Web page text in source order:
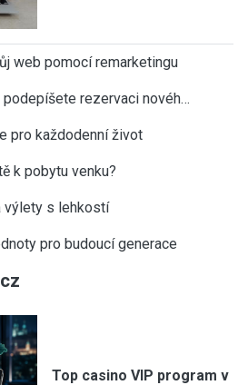
web pomocí remarketingu
podepíšete rezervaci novéh…
pro každodenní život
k pobytu venku?
výlety s lehkostí
pro budoucí generace
Top casino VIP program v